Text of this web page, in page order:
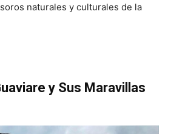
naturales y culturales de la
y Sus Maravillas